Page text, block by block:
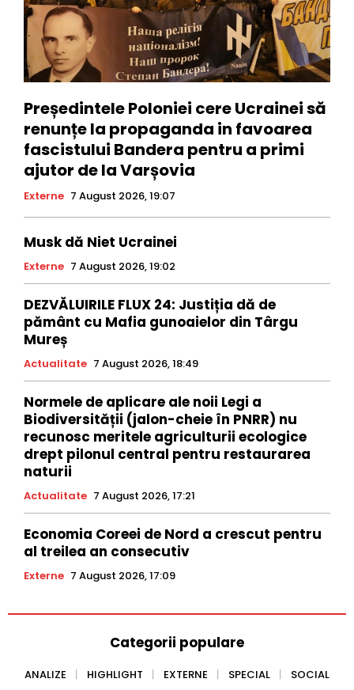
Președintele Poloniei cere Ucrainei să
renunțe la propaganda in favoarea
fascistului Bandera pentru a primi
ajutor de la Varșovia
Externe 7 August 2026, 19:07
Musk dă Niet Ucrainei
Externe 7 August 2026, 19:02
DEZVĂLUIRILE FLUX 24: Justiția dă de
pământ cu Mafia gunoaielor din Târgu
Mureș
Actualitate 7 August 2026, 18:49
Normele de aplicare ale noii Legi a
Biodiversității (jalon-cheie în PNRR) nu
recunosc meritele agriculturii ecologice
drept pilonul central pentru restaurarea
naturii
Actualitate 7 August 2026, 17:21
Economia Coreei de Nord a crescut pentru
al treilea an consecutiv
Externe 7 August 2026, 17:09
Categorii populare
ANALIZE HIGHLIGHT EXTERNE SPECIAL
SOCIAL